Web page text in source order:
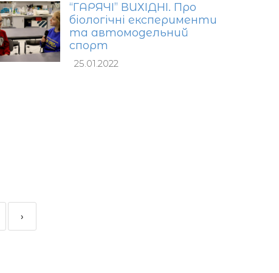
“ГАРЯЧІ” ВИХІДНІ. Про
біологічні експерименти
та автомодельний
спорт
25.01.2022
›